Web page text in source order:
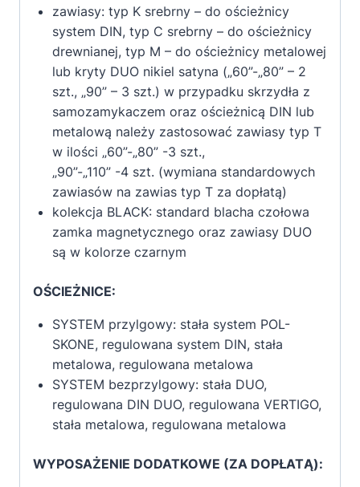
zawiasy: typ K srebrny – do ościeżnicy
system DIN, typ C srebrny – do ościeżnicy
drewnianej, typ M – do ościeżnicy metalowej
lub kryty DUO nikiel satyna („60”-„80” – 2
szt., „90” – 3 szt.) w przypadku skrzydła z
samozamykaczem oraz ościeżnicą DIN lub
metalową należy zastosować zawiasy typ T
w ilości „60”-„80” -3 szt.,
„90”-„110” -4 szt. (wymiana standardowych
zawiasów na zawias typ T za dopłatą)
kolekcja BLACK: standard blacha czołowa
zamka magnetycznego oraz zawiasy DUO
są w kolorze czarnym
OŚCIEŻNICE:
SYSTEM przylgowy: stała system POL-
SKONE, regulowana system DIN, stała
metalowa, regulowana metalowa
SYSTEM bezprzylgowy: stała DUO,
regulowana DIN DUO, regulowana VERTIGO,
stała metalowa, regulowana metalowa
WYPOSAŻENIE DODATKOWE (ZA DOPŁATĄ):